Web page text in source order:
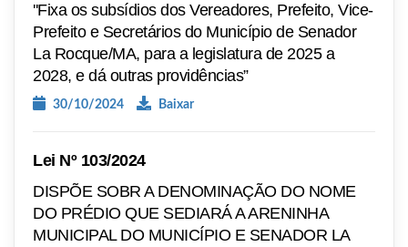
''Fixa os subsídios dos Vereadores, Prefeito, Vice-
Prefeito e Secretários do Município de Senador
La Rocque/MA, para a legislatura de 2025 a
2028, e dá outras providências”
30/10/2024 Baixar
Lei Nº 103/2024
DISPÕE SOBR A DENOMINAÇÃO DO NOME
DO PRÉDIO QUE SEDIARÁ A ARENINHA
MUNICIPAL DO MUNICÍPIO E SENADOR LA